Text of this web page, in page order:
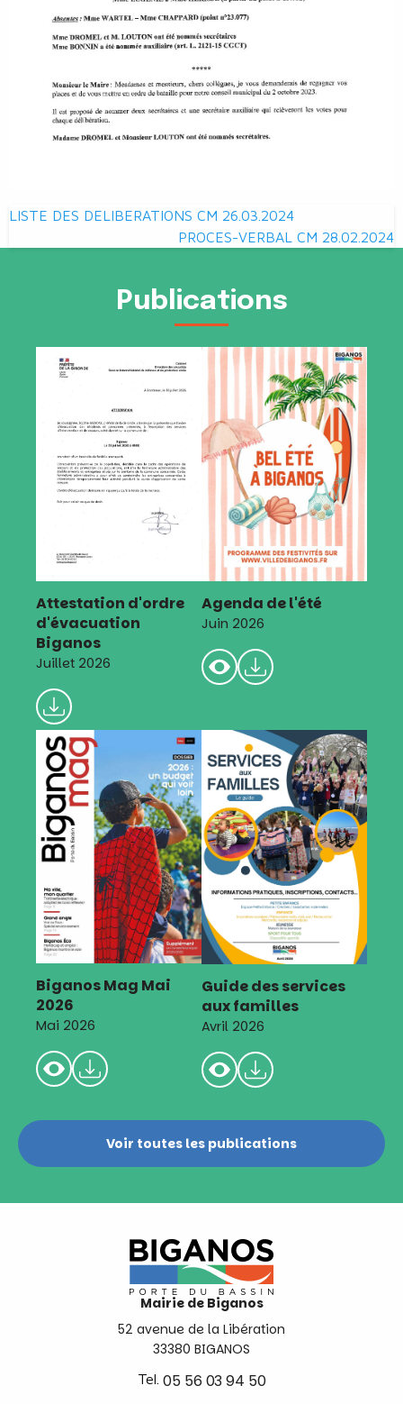
Navigation
de
LISTE DES DELIBERATIONS CM 26.03.2024
PROCES-VERBAL CM 28.02.2024
Publications
Attestation d'ordre
d'évacuation
Biganos
Juillet 2026
Agenda de l'été
Juin 2026
Biganos Mag Mai
2026
Mai 2026
Guide des services
aux familles
Avril 2026
Voir toutes les publications
Mairie de Biganos
52 avenue de la Libération
33380 BIGANOS
Tel. 05 56 03 94 50